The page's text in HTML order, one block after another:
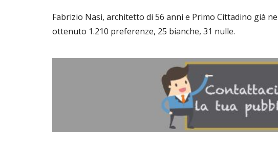
Fabrizio Nasi, architetto di 56 anni e Primo Cittadino già
ottenuto 1.210 preferenze, 25 bianche, 31 nulle.